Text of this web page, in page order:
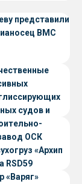
представили
ВМС
судов и
ОСК
«Архип
RSD59
«Варяг»